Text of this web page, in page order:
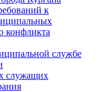
к
конфликта
службе
служащих